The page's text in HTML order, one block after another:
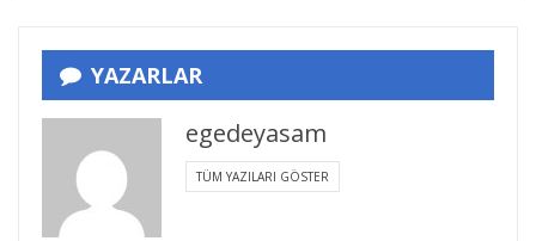
YAZARLAR
egedeyasam
TÜM YAZILARI GÖSTER